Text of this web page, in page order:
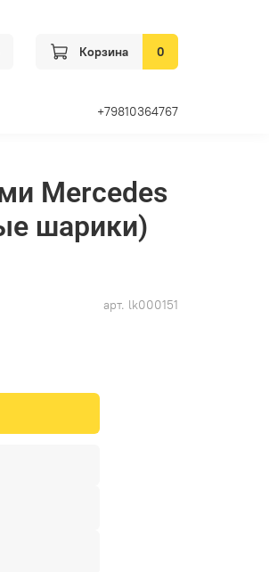
Корзина 0
+79810364767
арт. lk000151
Mercedes
шарики)